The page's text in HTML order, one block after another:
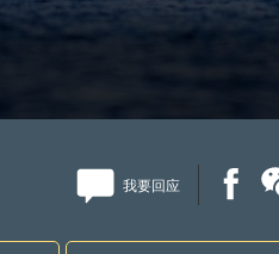
我要回应